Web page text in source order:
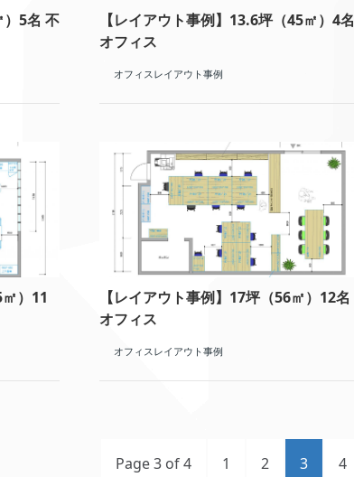
）5名 不
【レイアウト事例】13.6坪（45㎡）4名
オフィス
オフィスレイアウト事例
）11
【レイアウト事例】17坪（56㎡）12名
オフィス
オフィスレイアウト事例
Page 3 of 4 1 2 3 4